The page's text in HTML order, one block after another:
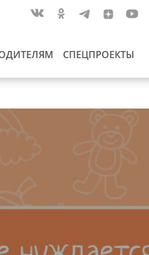
СПЕЦПРОЕКТЫ